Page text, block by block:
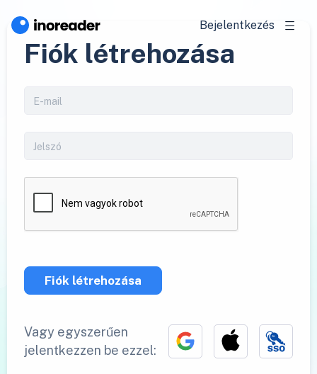
Bejelentkezés
Fiók létrehozása
Fiók létrehozása
Vagy egyszerűen
jelentkezzen be ezzel: